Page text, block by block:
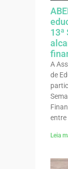
13ª
A
de
entre
Leia